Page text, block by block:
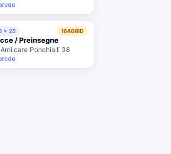
x 25 16408ID
/ Preinsegne
Ponchielli 38